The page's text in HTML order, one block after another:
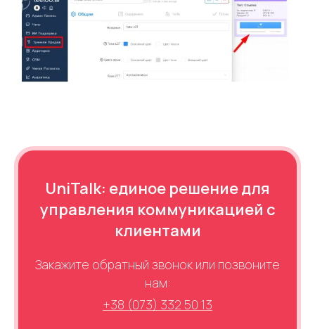
UniTalk: единое решение для
управления коммуникацией с
клиентами
Закажите обратный звонок или позвоните
нам:
+38 (073) 332 50 13
Alternative:
+1
Alternative: